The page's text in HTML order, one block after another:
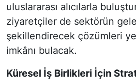
uluslararası alıcılarla
ziyaretçiler de sektörün
şekillendirecek çözümleri
imkânı bulacak.
Küresel İş Birlikleri İçin